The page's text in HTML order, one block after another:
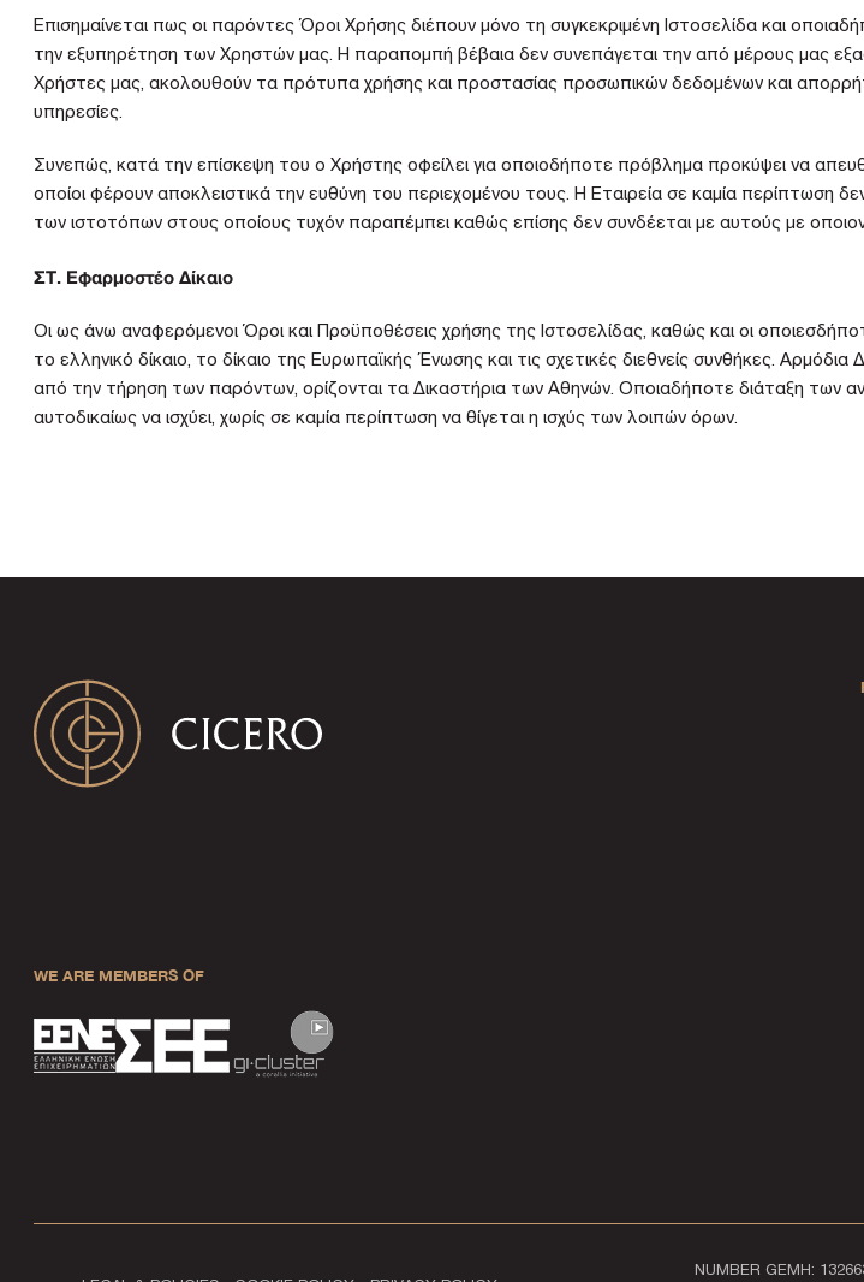
Επισημαίνεται πως οι παρόντες Όροι Χρήσης διέπουν μόνο τη συγκεκριμένη Ιστοσελίδα και
την εξυπηρέτηση των Χρηστών μας. Η παραπομπή βέβαια δεν συνεπάγεται την από μέρους μας
Χρήστες μας, ακολουθούν τα πρότυπα χρήσης και προστασίας προσωπικών δεδομένων και
υπηρεσίες.
Συνεπώς, κατά την επίσκεψη του ο Χρήστης οφείλει για οποιοδήποτε πρόβλημα προκύψει να
οποίοι φέρουν αποκλειστικά την ευθύνη του περιεχομένου τους. Η Εταιρεία σε καμία περίπτωση
των ιστοτόπων στους οποίους τυχόν παραπέμπει καθώς επίσης δεν συνδέεται με αυτούς με
ΣΤ. Εφαρμοστέο Δίκαιο
Οι ως άνω αναφερόμενοι Όροι και Προϋποθέσεις χρήσης της Ιστοσελίδας, καθώς και οι
το ελληνικό δίκαιο, το δίκαιο της Ευρωπαϊκής Ένωσης και τις σχετικές διεθνείς συνθήκες.
από την τήρηση των παρόντων, ορίζονται τα Δικαστήρια των Αθηνών. Οποιαδήποτε διάταξη των
αυτοδικαίως να ισχύει, χωρίς σε καμία περίπτωση να θίγεται η ισχύς των λοιπών όρων.
WE ARE MEMBERS OF
NUMBER GEMH: